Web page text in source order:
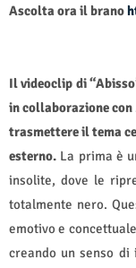
Ascolta ora il brano
Il videoclip di
in collaborazione
trasmettere il tema
esterno. La prima è
insolite, dove le
totalmente nero.
emotivo e
creando un senso di